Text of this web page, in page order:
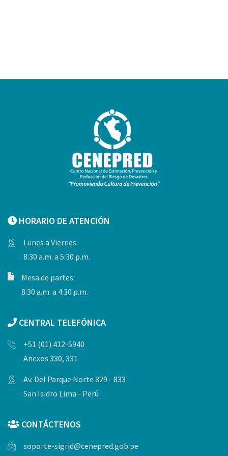
HORARIO DE ATENCIÓN
Lunes a Viernes:
8:30 a.m. a 5:30 p.m.
Mesa de partes:
8:30 a.m. a 4:30 p.m.
CENTRAL TELEFÓNICA
+51 (01) 412-5940
Anexos 330, 331
Av. Del Parque Norte 829 - 833
San Isidro Lima - Perú
CONTÁCTENOS
soporte-sigrid@cenepred.gob.pe